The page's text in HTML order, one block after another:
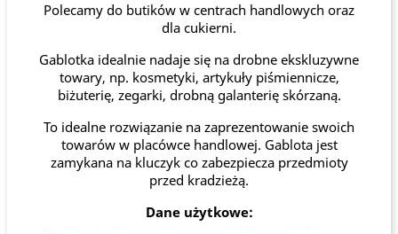
Polecamy do butików w centrach handlowych oraz
dla cukierni.
Gablotka idealnie nadaje się na drobne ekskluzywne
towary, np. kosmetyki, artykuły piśmiennicze,
biżuterię, zegarki, drobną galanterię skórzaną.
To idealne rozwiązanie na zaprezentowanie swoich
towarów w placówce handlowej. Gablota jest
zamykana na kluczyk co zabezpiecza przedmioty
przed kradzieżą.
Dane użytkowe: